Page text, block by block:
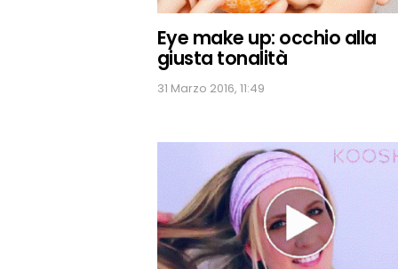
Eye make up: occhio alla
giusta tonalità
31 Marzo 2016, 11:49